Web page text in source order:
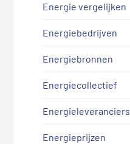
Energie vergelijken
Energiebedrijven
Energiebronnen
Energiecollectief
Energieleveranciers
Energieprijzen